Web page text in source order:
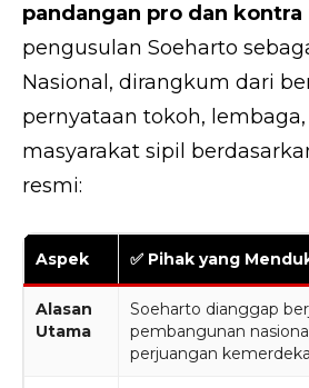
pandangan pro dan kontra
pengusulan Soeharto
Nasional, dirangkum dari
pernyataan tokoh,
masyarakat sipil
resmi:
Aspek ✅ Pihak yang
Alasan
Utama
Soeharto dianggap
pembangunan
perjuangan